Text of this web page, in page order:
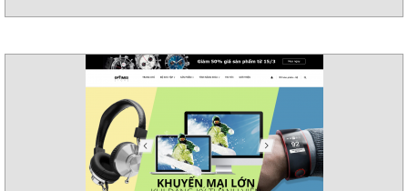
Chi tiết